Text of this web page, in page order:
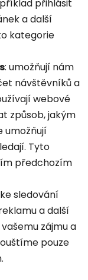
přihlásit
a další
kategorie
: umožňují nám
návštěvníků a
webové
způsob, jakým
umožňují
Tyto
předchozím
sledování
a další
zájmu a
pouze